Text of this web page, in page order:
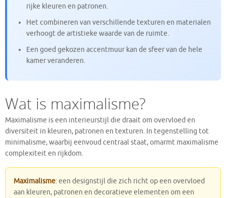
rijke kleuren en patronen.
Het combineren van verschillende texturen en materialen
verhoogt de artistieke waarde van de ruimte.
Een goed gekozen accentmuur kan de sfeer van de hele
kamer veranderen.
Wat is maximalisme?
Maximalisme is een interieurstijl die draait om overvloed en
diversiteit in kleuren, patronen en texturen. In tegenstelling tot
minimalisme, waarbij eenvoud centraal staat, omarmt maximalisme
complexiteit en rijkdom.
Maximalisme: een designstijl die zich richt op een overvloed
aan kleuren, patronen en decoratieve elementen om een